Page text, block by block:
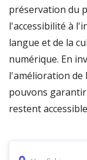
préservation du
l'accessibilité à
langue et de la
numérique. En
l'amélioration de
pouvons garantir
restent